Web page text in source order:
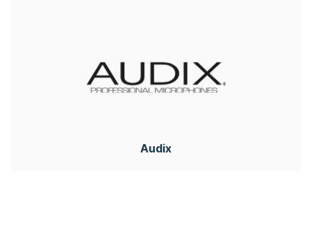
Audix